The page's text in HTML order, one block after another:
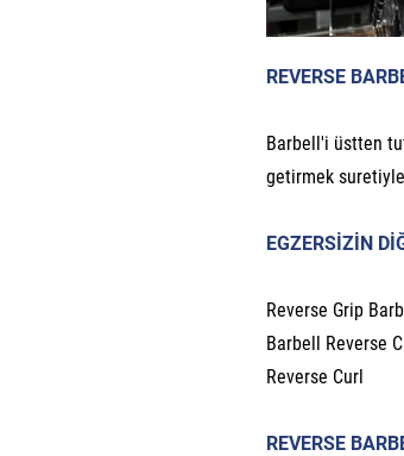
REVERSE
Barbell'i üstten
getirmek
EGZERSİZİN
Reverse Grip
Barbell Reverse
Reverse Curl
REVERSE